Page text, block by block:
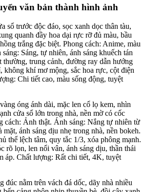
văn bản thành hình ảnh
sổ trước độc đáo, sọc xanh dọc thân tàu,
quanh đầy hoa dại rực rỡ đủ màu, bầu
trắng đặc biệt. Phong cách: Anime, màu
Sáng, tự nhiên, ánh sáng khuếch tán
thường, trung cảnh, đường ray dẫn hướng
không khí mơ mộng, sắc hoa rực, cột điện
Chi tiết cao, màu sống động, tuyệt
óng ánh dài, mặc len cổ lọ kem, nhìn
cửa sổ lớn trong nhà, nền mờ có cốc
cách: Ảnh thật. Ánh sáng: Nắng tự nhiên từ
ánh sáng dịu nhẹ trong nhà, nền bokeh.
thể lệch tâm, quy tắc 1/3, xóa phông mạnh.
rõ lọn, len nổi vân, ánh sáng dịu, thần thái
áp. Chất lượng: Rất chi tiết, 4K, tuyệt
đúc nằm trên vách đá dốc, dãy nhà nhiều